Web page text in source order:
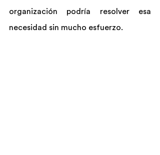
organización podría resolver esa
necesidad sin mucho esfuerzo.